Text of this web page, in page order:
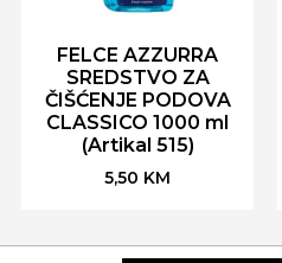
FELCE AZZURRA
SREDSTVO ZA
ČIŠĆENJE PODOVA
CLASSICO 1000 ml
(Artikal 515)
5,50 KM